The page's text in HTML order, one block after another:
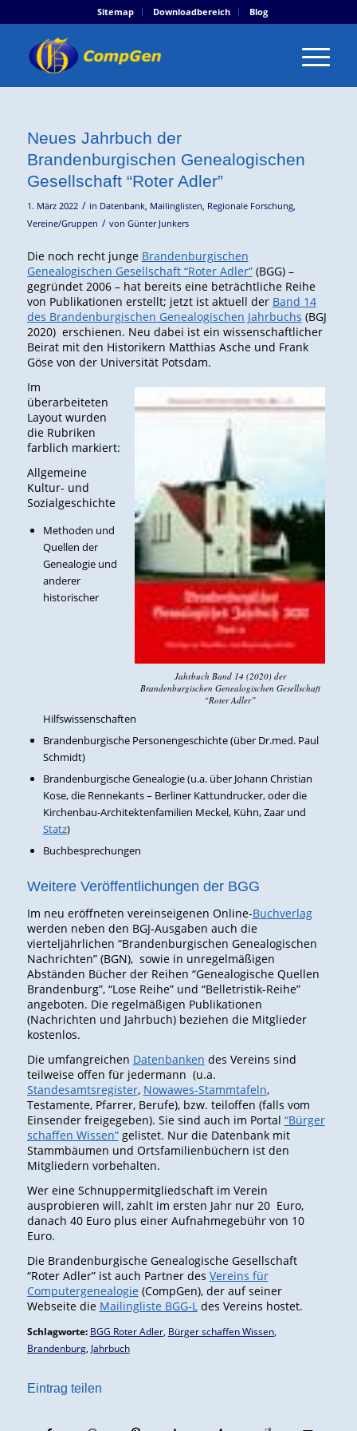
Sitemap Downloadbereich Blog
Neues Jahrbuch der
Brandenburgischen Genealogischen
Gesellschaft “Roter Adler”
1. März 2022 / in Datenbank, Mailinglisten, Regionale Forschung,
Vereine/Gruppen / von Günter Junkers
Die noch recht junge Brandenburgischen
Genealogischen Gesellschaft “Roter Adler”(BGG) –
gegründet 2006 – hat bereits eine beträchtliche Reihe
von Publikationen erstellt; jetzt ist aktuell der Band 14
des Brandenburgischen Genealogischen Jahrbuchs (BGJ
2020) erschienen. Neu dabei ist ein wissenschaftlicher
Beirat mit den Historikern Matthias Asche und Frank
Göse von der Universität Potsdam.
Jahrbuch Band 14 (2020) der
Brandenburgischen Genealogischen Gesellschaft
“Roter Adler”
Im
überarbeiteten
Layout wurden
die Rubriken
farblich markiert:
Allgemeine
Kultur- und
Sozialgeschichte
Methoden und
Quellen der
Genealogie und
anderer
historischer
Hilfswissenschaften
Brandenburgische Personengeschichte (über Dr.med. Paul
Schmidt)
Brandenburgische Genealogie (u.a. über Johann Christian
Kose, die Rennekants – Berliner Kattundrucker, oder die
Kirchenbau-Architektenfamilien Meckel, Kühn, Zaar und
Statz)
Buchbesprechungen
Weitere Veröffentlichungen der BGG
Im neu eröffneten vereinseigenen Online-Buchverlag
werden neben den BGJ-Ausgaben auch die
vierteljährlichen “Brandenburgischen Genealogischen
Nachrichten” (BGN), sowie in unregelmäßigen
Abständen Bücher der Reihen “Genealogische Quellen
Brandenburg”, “Lose Reihe” und “Belletristik-Reihe”
angeboten. Die regelmäßigen Publikationen
(Nachrichten und Jahrbuch) beziehen die Mitglieder
kostenlos.
Die umfangreichen Datenbanken des Vereins sind
teilweise offen für jedermann (u.a.
Standesamtsregister, Nowawes-Stammtafeln,
Testamente, Pfarrer, Berufe), bzw. teiloffen (falls vom
Einsender freigegeben). Sie sind auch im Portal “Bürger
schaffen Wissen”gelistet. Nur die Datenbank mit
Stammbäumen und Ortsfamilienbüchern ist den
Mitgliedern vorbehalten.
Wer eine Schnuppermitgliedschaft im Verein
ausprobieren will, zahlt im ersten Jahr nur 20 Euro,
danach 40 Euro plus einer Aufnahmegebühr von 10
Euro.
Die Brandenburgische Genealogische Gesellschaft
“Roter Adler” ist auch Partner des Vereins für
Computergenealogie (CompGen), der auf seiner
Webseite die Mailingliste BGG-L des Vereins hostet.
Schlagworte: BGG Roter Adler, Bürger schaffen Wissen,
Brandenburg, Jahrbuch
Eintrag teilen